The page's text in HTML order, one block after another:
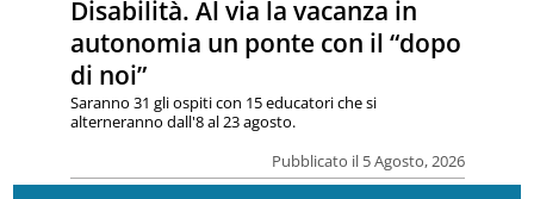
Disabilità. Al via la vacanza in
autonomia un ponte con il “dopo
di noi”
Pubblicato il 5 Agosto, 2026
Saranno 31 gli ospiti con 15 educatori che si
alterneranno dall'8 al 23 agosto.